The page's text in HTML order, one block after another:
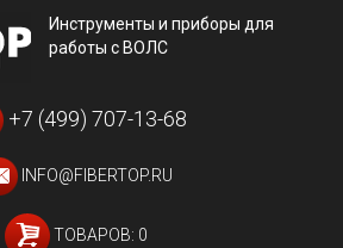
Инструменты и приборы для
работы с ВОЛС
+7 (499) 707-13-68
INFO@FIBERTOP.RU
ТОВАРОВ: 0